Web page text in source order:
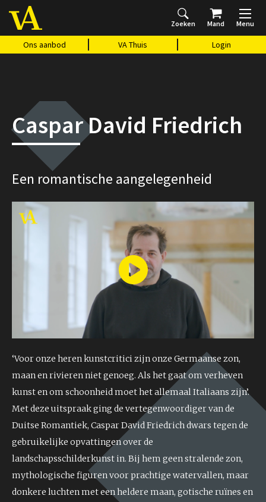
Zoeken Mand Menu
Ons aanbod VA Thuis Login
Home
Ons aanbod
Agenda
VAthuis
Over ons
Vragen?
Cadeaubon
Caspar David Friedrich
Een romantische aangelegenheid
Play
‘Voor onze heren kunstcritici zijn onze Germaanse zon,
maan en rivieren niet genoeg. Als het gaat om verheven
kunst en om schoonheid moet het allemaal Italiaans zijn’.
Met deze uitspraak ging de vertegenwoordiger van de
Duitse Romantiek, Caspar David Friedrich dwars tegen de
gebruikelijke opvattingen over de
landschapsschilderkunst in. Bij hem geen stralende zon,
mythologische figuren voor prachtige watervallen, maar
donkere luchten met een heldere maan, gotische ruïnes en